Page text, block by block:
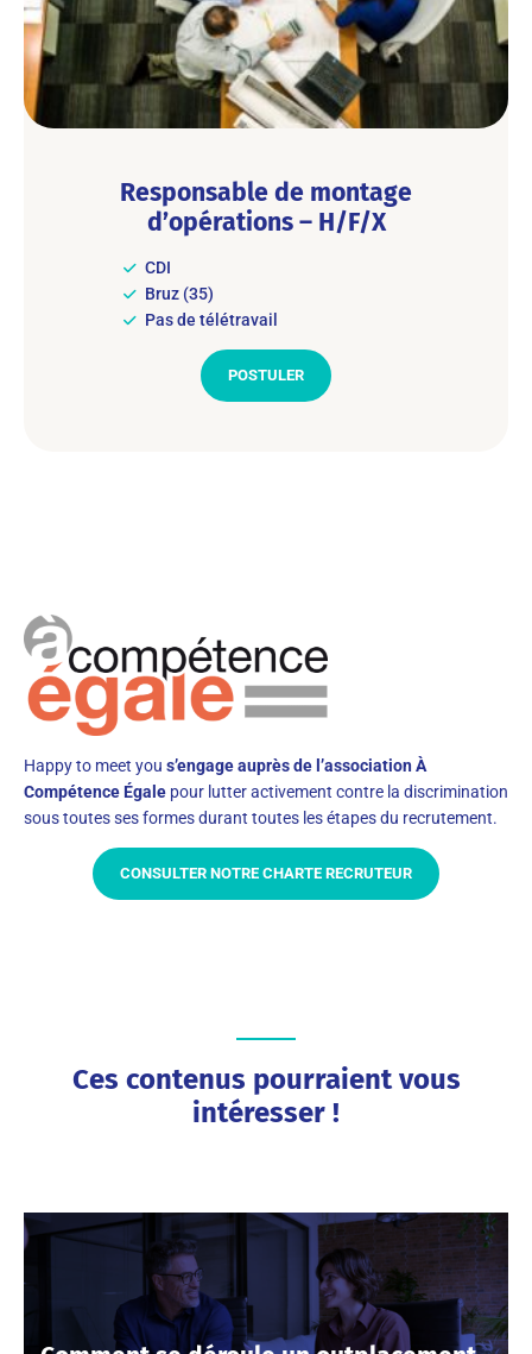
Responsable de montage
d’opérations – H/F/X
CDI
Bruz (35)
Pas de télétravail
POSTULER
Happy to meet you s’engage auprès de l’association À
Compétence Égale pour lutter activement contre la discrimination
sous toutes ses formes durant toutes les étapes du recrutement.
CONSULTER NOTRE CHARTE RECRUTEUR
Ces contenus pourraient vous
intéresser !